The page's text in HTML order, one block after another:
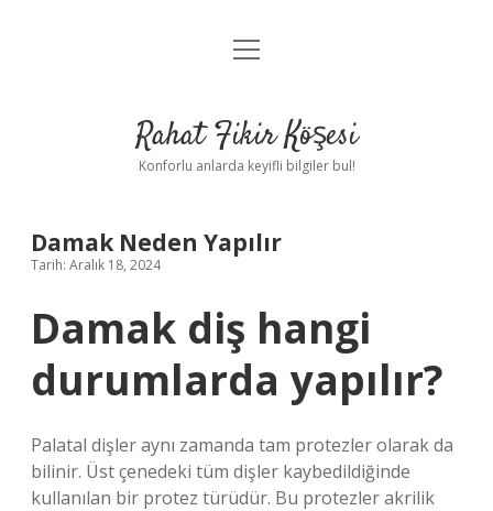
Anasayfa
Yasal Uyarı
menüyü
Rahat Fikir Köşesi
Konforlu anlarda keyifli bilgiler bul!
Damak Neden Yapılır
Tarih: Aralık 18, 2024
Damak diş hangi
durumlarda yapılır?
Palatal dişler aynı zamanda tam protezler olarak da
bilinir. Üst çenedeki tüm dişler kaybedildiğinde
kullanılan bir protez türüdür. Bu protezler akrilik